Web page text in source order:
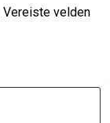
Vereiste velden